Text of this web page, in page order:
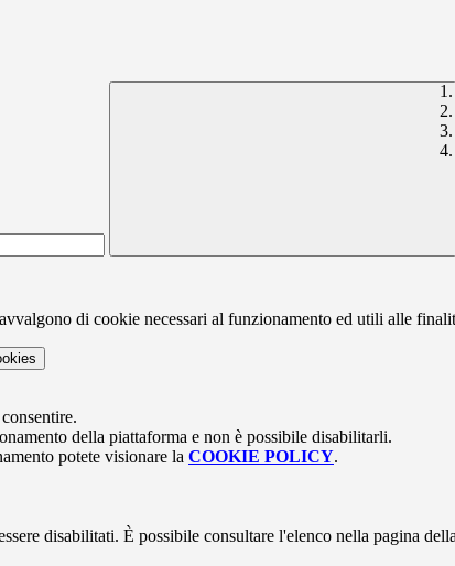
di cookie necessari al funzionamento ed utili alle
della piattaforma e non è possibile disabilitarli.
potete visionare la COOKIE POLICY.
disabilitati. È possibile consultare l'elenco nella pagina